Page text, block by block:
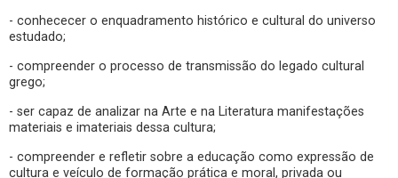
- conhececer o enquadramento histórico e cultural do universo
estudado;
- compreender o processo de transmissão do legado cultural
grego;
- ser capaz de analizar na Arte e na Literatura manifestações
materiais e imateriais dessa cultura;
- compreender e refletir sobre a educação como expressão de
cultura e veículo de formação prática e moral, privada ou